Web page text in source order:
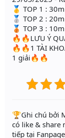
🥇 TOP 1 :
🥈 TOP 2 :
🥉 TOP 3 :
🔥🔥LƯU Ý
🔥🔥1 TÀI
1 giải🔥🔥
️🏆Ghi chú bởi
có like & share
tiếp tại